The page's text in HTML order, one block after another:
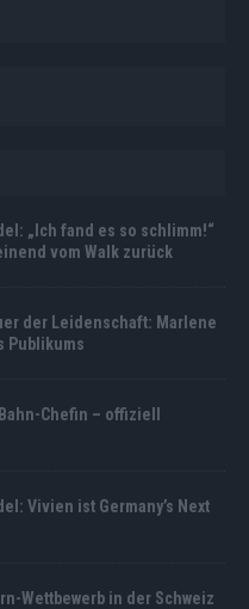
„Ich fand es so schlimm!“
vom Walk zurück
der Leidenschaft: Marlene
Publikums
Chefin – offiziell
Vivien ist Germany’s Next
Wettbewerb in der Schweiz